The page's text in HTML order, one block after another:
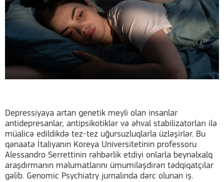
Depressiyaya artan genetik meyli olan insanlar
antidepresanlar, antipsikotiklər və əhval stabilizatorları ilə
müalicə edildikdə tez-tez uğursuzluqlarla üzləşirlər. Bu
qənaətə İtaliyanın Koreya Universitetinin professoru
Alessandro Serrettinin rəhbərlik etdiyi onlarla beynəlxalq
araşdırmanın məlumatlarını ümumiləşdirən tədqiqatçılar
gəlib. Genomic Psychiatry jurnalında dərc olunan iş.